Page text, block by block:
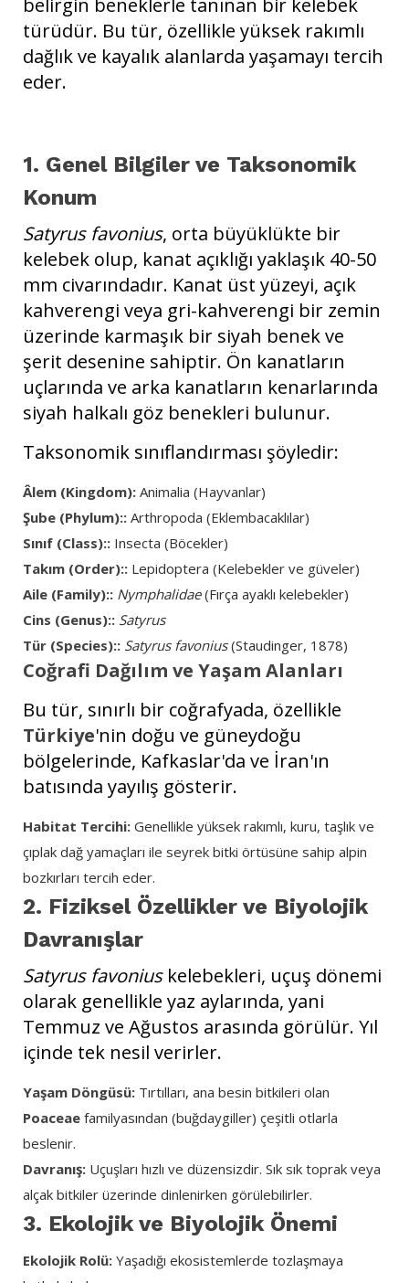
türüdür. Bu tür, özellikle yüksek rakımlı
dağlık ve kayalık alanlarda yaşamayı tercih
eder.
1. Genel Bilgiler ve Taksonomik
Konum
Satyrus favonius, orta büyüklükte bir
kelebek olup, kanat açıklığı yaklaşık 40-50
mm civarındadır. Kanat üst yüzeyi, açık
kahverengi veya gri-kahverengi bir zemin
üzerinde karmaşık bir siyah benek ve
şerit desenine sahiptir. Ön kanatların
uçlarında ve arka kanatların kenarlarında
siyah halkalı göz benekleri bulunur.
Taksonomik sınıflandırması şöyledir:
Âlem (Kingdom): Animalia (Hayvanlar)
Şube (Phylum):: Arthropoda (Eklembacaklılar)
Sınıf (Class):: Insecta (Böcekler)
Takım (Order):: Lepidoptera (Kelebekler ve güveler)
Aile (Family):: Nymphalidae(Fırça ayaklı kelebekler)
Cins (Genus):: Satyrus
Tür (Species):: Satyrus favonius(Staudinger, 1878)
Coğrafi Dağılım ve Yaşam Alanları
Bu tür, sınırlı bir coğrafyada, özellikle
Türkiye'nin doğu ve güneydoğu
bölgelerinde, Kafkaslar'da ve İran'ın
batısında yayılış gösterir.
Habitat Tercihi: Genellikle yüksek rakımlı, kuru, taşlık ve
çıplak dağ yamaçları ile seyrek bitki örtüsüne sahip alpin
bozkırları tercih eder.
2. Fiziksel Özellikler ve Biyolojik
Davranışlar
Satyrus favoniuskelebekleri, uçuş dönemi
olarak genellikle yaz aylarında, yani
Temmuz ve Ağustos arasında görülür. Yıl
içinde tek nesil verirler.
Yaşam Döngüsü: Tırtılları, ana besin bitkileri olan
Poaceae familyasından (buğdaygiller) çeşitli otlarla
beslenir.
Davranış: Uçuşları hızlı ve düzensizdir. Sık sık toprak veya
alçak bitkiler üzerinde dinlenirken görülebilirler.
3. Ekolojik ve Biyolojik Önemi
Ekolojik Rolü: Yaşadığı ekosistemlerde tozlaşmaya